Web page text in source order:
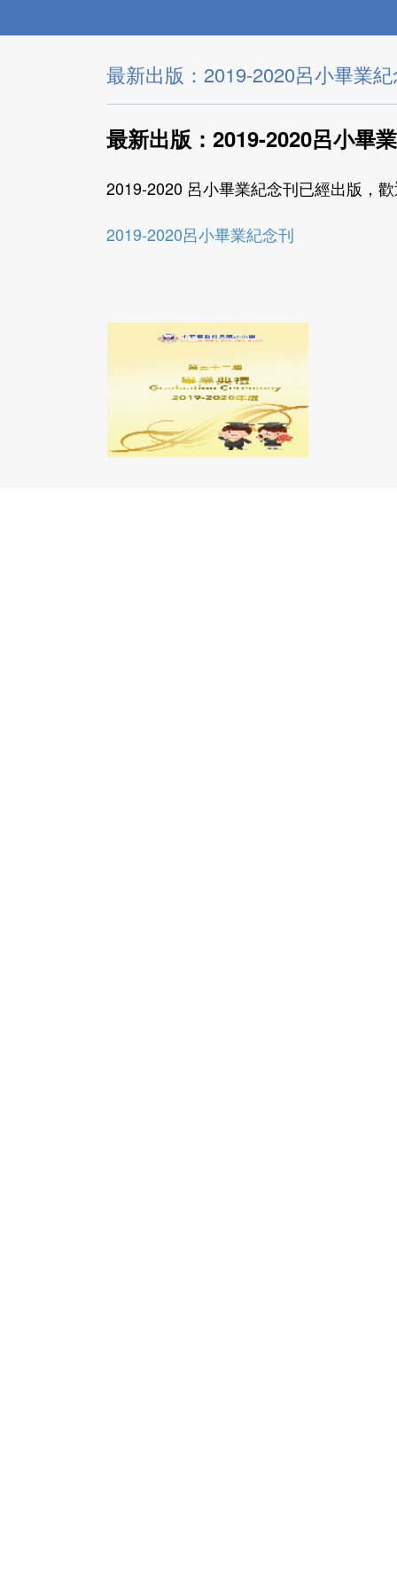
最新出版：2019-2020呂小畢業
最新出版：2019-2020呂小畢
2019-2020 呂小畢業紀念刊已經出版，
2019-2020呂小畢業紀念刊